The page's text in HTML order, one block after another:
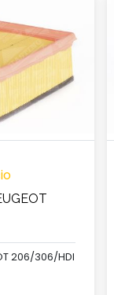
206/306/HDI